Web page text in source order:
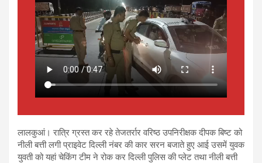
लालकुआं। रात्रि ग्रस्त कर रहे तेजतर्रार वरिष्ठ उपनिरीक्षक दीपक बिष्ट को
नीली बत्ती लगी प्राइवेट दिल्ली नंबर की कार सरन बजाते हुए आई उसमें युवक
युवती को यहां चेकिंग टीम ने रोक कर दिल्ली पुलिस की प्लेट तथा नीली बत्ती